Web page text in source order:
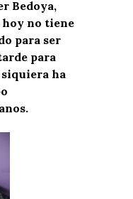
Bedoya,
no tiene
para ser
para
ha